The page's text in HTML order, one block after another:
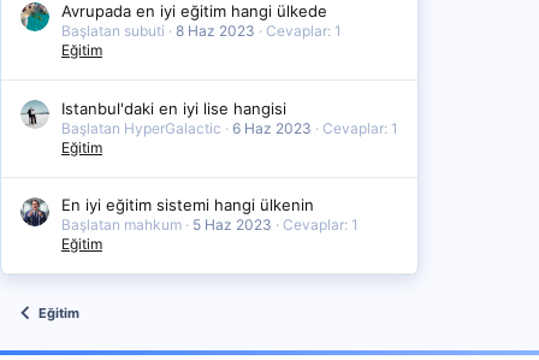
Avrupada en iyi eğitim hangi ülkede
Başlatan subuti 8 Haz 2023
Cevaplar: 1
Eğitim
Istanbul'daki en iyi lise hangisi
Başlatan HyperGalactic 6 Haz 2023
Cevaplar: 1
Eğitim
En iyi eğitim sistemi hangi ülkenin
Başlatan mahkum 5 Haz 2023
Cevaplar: 1
Eğitim
Eğitim